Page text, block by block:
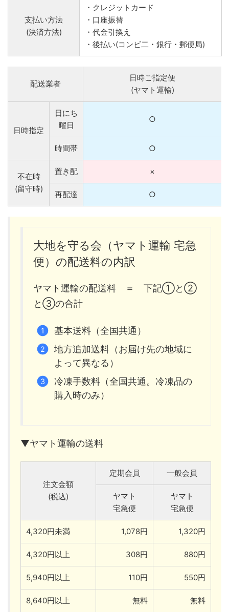
支払い方法
(決済方法)
・クレジットカード
・口座振替
・代金引換え
・後払い(コンビ二・銀行・郵便局)
配送業者
日時ご指定便
(ヤマト運輸)
日時指定
日にち
曜日
○
時間帯 ○
不在時
(留守時)
置き配 ×
再配達 ○
大地を守る会（ヤマト運輸 宅急
便）の配送料の内訳
ヤマト運輸の配送料 ＝ 下記①と②
と③の合計
基本送料（全国共通）
地方追加送料（お届け先の地域に
よって異なる）
冷凍手数料（全国共通。冷凍品の
購入時のみ）
▼ヤマト運輸の送料
注文金額
(税込)
定期会員 一般会員
ヤマト
宅急便
ヤマト
宅急便
4,320円未満 1,078円 1,320円
4,320円以上 308円 880円
5,940円以上 110円 550円
8,640円以上 無料 無料